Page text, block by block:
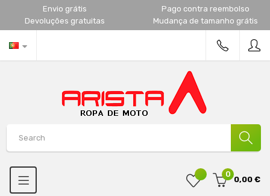
Envio grátis
Pago contra reembolso
Devoluções gratuitas
Mudança de tamanho grátis
0
0,00 €